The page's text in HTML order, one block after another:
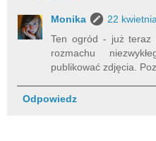
Monika
22
Ten ogród - już teraz
rozmachu
publikować zdjęcia.
Odpowiedz